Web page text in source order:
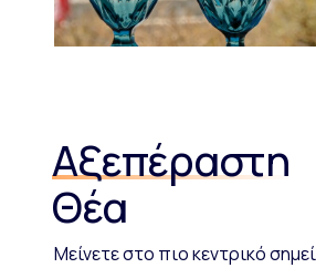
Αξεπέραστη
Θέα
Μείνετε στο πιο κεντρικό